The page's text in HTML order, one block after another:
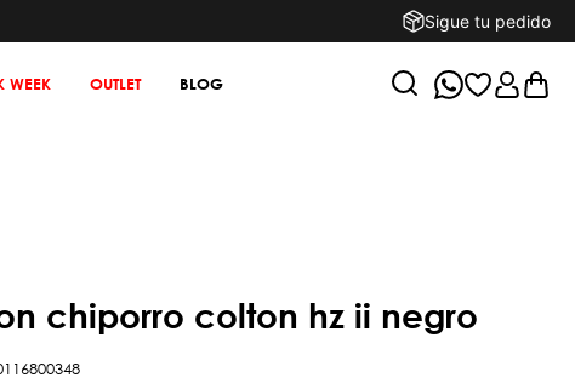
Sigue tu pedido
WEEK OUTLET BLOG
chiporro colton hz ii negro